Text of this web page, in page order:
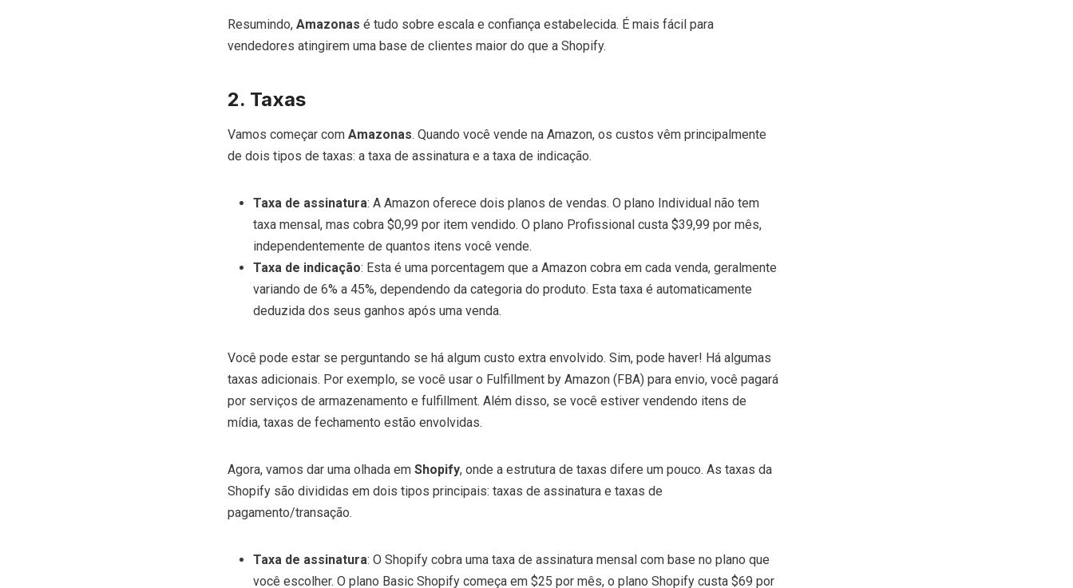
Resumindo, Amazonas é tudo sobre escala e confiança estabelecida. É mais fácil para
vendedores atingirem uma base de clientes maior do que a Shopify.
2. Taxas
Vamos começar com Amazonas. Quando você vende na Amazon, os custos vêm principalmente
de dois tipos de taxas: a taxa de assinatura e a taxa de indicação.
Taxa de assinatura: A Amazon oferece dois planos de vendas. O plano Individual não tem
taxa mensal, mas cobra $0,99 por item vendido. O plano Profissional custa $39,99 por mês,
independentemente de quantos itens você vende.
Taxa de indicação: Esta é uma porcentagem que a Amazon cobra em cada venda, geralmente
variando de 6% a 45%, dependendo da categoria do produto. Esta taxa é automaticamente
deduzida dos seus ganhos após uma venda.
Você pode estar se perguntando se há algum custo extra envolvido. Sim, pode haver! Há algumas
taxas adicionais. Por exemplo, se você usar o Fulfillment by Amazon (FBA) para envio, você pagará
por serviços de armazenamento e fulfillment. Além disso, se você estiver vendendo itens de
mídia, taxas de fechamento estão envolvidas.
Agora, vamos dar uma olhada em Shopify, onde a estrutura de taxas difere um pouco. As taxas da
Shopify são divididas em dois tipos principais: taxas de assinatura e taxas de
pagamento/transação.
Taxa de assinatura: O Shopify cobra uma taxa de assinatura mensal com base no plano que
você escolher. O plano Basic Shopify começa em $25 por mês, o plano Shopify custa $69 por